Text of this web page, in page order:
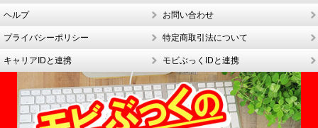
ヘルプ お問い合わせ
プライバシーポリシー 特定商取引法について
キャリアIDと連携 モビぶっくIDと連携